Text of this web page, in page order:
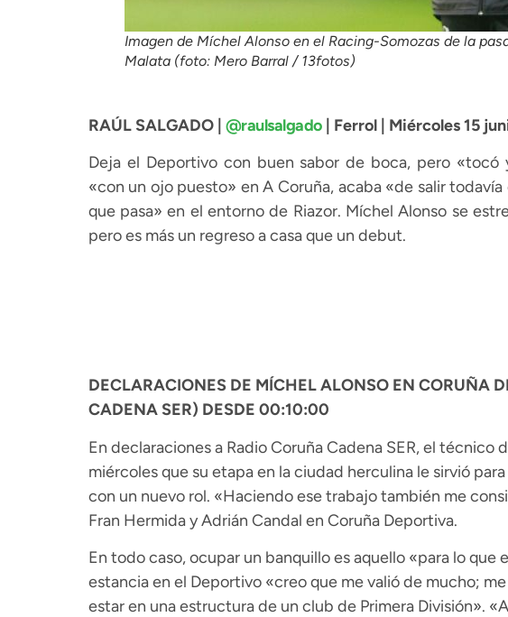
Imagen de Míchel Alonso en el Racing-Somozas de la
Malata (foto: Mero Barral / 13fotos)
RAÚL SALGADO | @raulsalgado| Ferrol | Miércoles 15
Deja el Deportivo con buen sabor de boca, pero «tocó
«con un ojo puesto» en A Coruña, acaba «de salir
que pasa» en el entorno de Riazor. Míchel Alonso se
pero es más un regreso a casa que un debut.
DECLARACIONES DE MÍCHEL ALONSO EN CORUÑA
CADENA SER) DESDE 00:10:00
En declaraciones a Radio Coruña Cadena SER, el técnico
miércoles que su etapa en la ciudad herculina le sirvió
con un nuevo rol. «Haciendo ese trabajo también me
Fran Hermida y Adrián Candal en Coruña Deportiva.
En todo caso, ocupar un banquillo es aquello «para lo que
estancia en el Deportivo «creo que me valió de mucho;
estar en una estructura de un club de Primera División».